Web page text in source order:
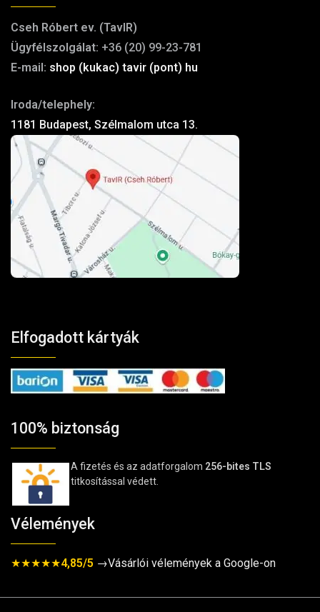
Cseh Róbert ev. (TavIR)
Ügyfélszolgálat: +36 (20) 99-23-781
E-mail: shop (kukac) tavir (pont) hu
Iroda/telephely:
1181 Budapest, Szélmalom utca 13.
Elfogadott kártyák
100% biztonság
A fizetés és az adatforgalom 256-bites TLS
titkosítással védett.
Vélemények
★★★★★4,85/5 →Vásárlói vélemények a Google-on